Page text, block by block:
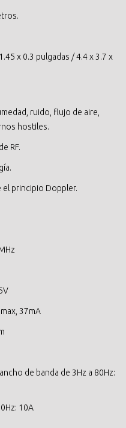
x 0.3 pulgadas / 4.4 x 3.7 x
ruido, flujo de aire,
hostiles.
RF.
el principio Doppler.
37mA
de banda de 3Hz a 80Hz:
10A